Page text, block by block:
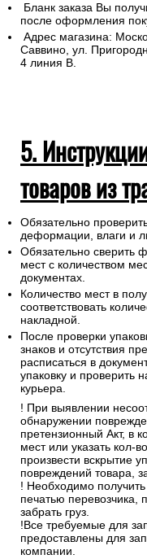
Бланк заказа Вы
после оформления
Адрес магазина:
Саввино, ул.
4 линия В.
5.
товаров из
Обязательно
деформации, влаги и
Обязательно сверить
мест с количеством
документах.
Количество мест в
соответствовать
накладной.
После проверки
знаков и отсутствия
расписаться в
упаковку и проверить
курьера.
! При выявлении
обнаружении
претензионный Акт, в
мест или указать кол-
произвести вскрытие
повреждений товара,
! Необходимо
печатью перевозчика,
забрать груз.
!Все требуемые для
предоставлены для
компании.